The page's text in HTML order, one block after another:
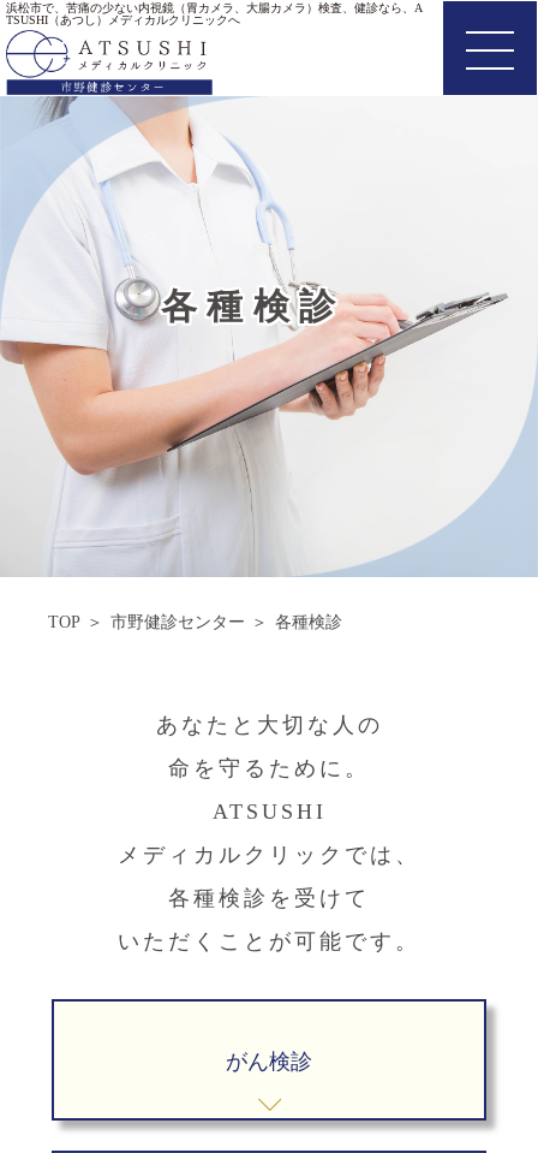
浜松市で、苦痛の少ない内視鏡（胃カメラ、大腸カメラ）検査、健診なら、A
TSUSHI（あつし）メディカルクリニックへ
各種検診
TOP 市野健診センター 各種検診
あなたと大切な人の
命を守るために。
ATSUSHI
メディカルクリックでは、
各種検診を受けて
いただくことが可能です。
がん検診